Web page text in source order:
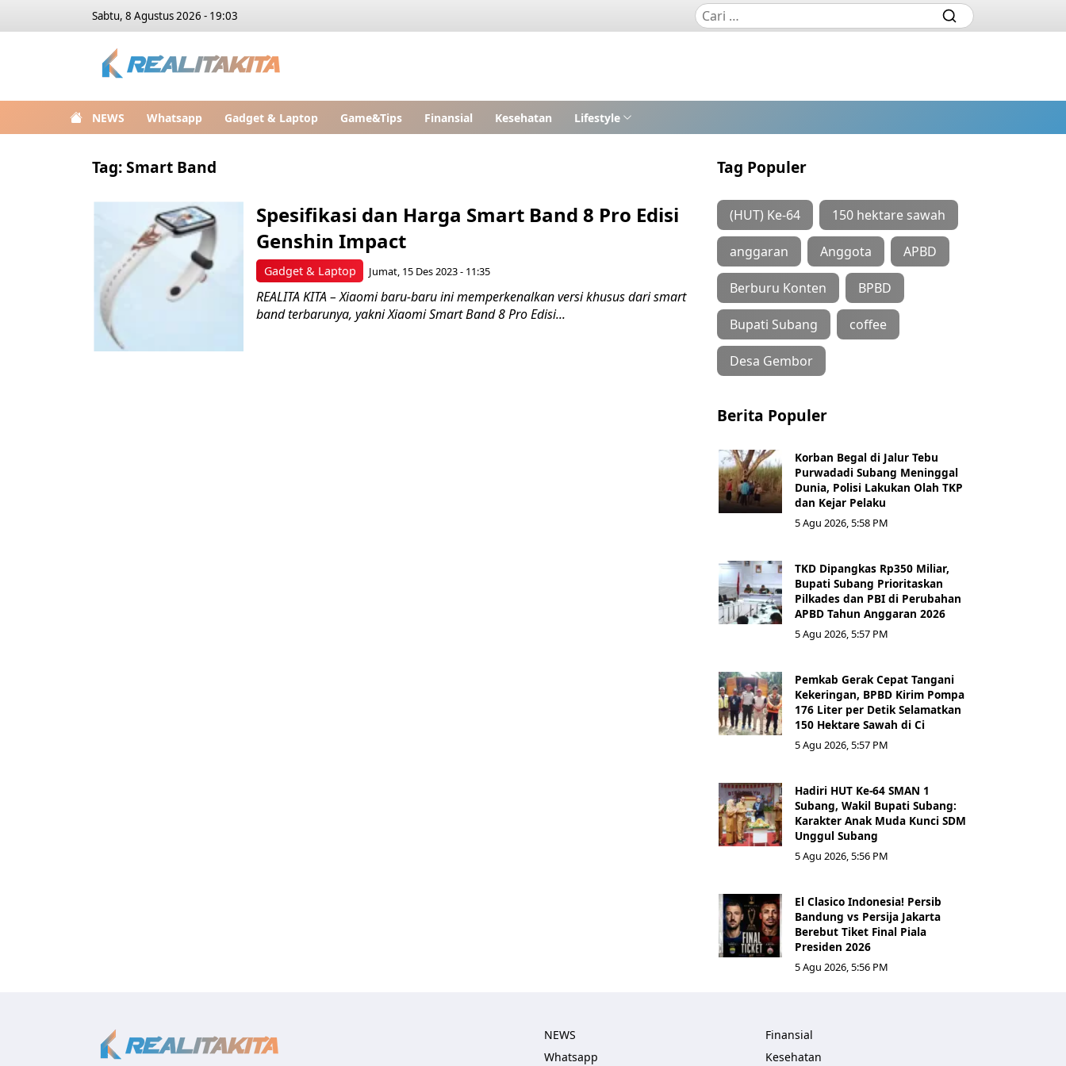
Sabtu, 8 Agustus 2026 - 19:03
NEWS Whatsapp Gadget & Laptop Game&Tips Finansial Kesehatan Lifestyle
Tag:Smart Band
Gadget & Laptop
Spesifikasi dan Harga Smart Band 8 Pro Edisi
Genshin Impact
Jumat, 15 Des 2023 - 11:35
REALITA KITA – Xiaomi baru-baru ini memperkenalkan versi khusus dari smart
band terbarunya, yakni Xiaomi Smart Band 8 Pro Edisi...
Tag Populer
(HUT) Ke-64 150 hektare sawah
anggaran Anggota APBD
Berburu Konten BPBD
Bupati Subang coffee
Desa Gembor
Berita Populer
Korban Begal di Jalur Tebu
Purwadadi Subang Meninggal
Dunia, Polisi Lakukan Olah TKP
dan Kejar Pelaku
5 Agu 2026, 5:58 PM
TKD Dipangkas Rp350 Miliar,
Bupati Subang Prioritaskan
Pilkades dan PBI di Perubahan
APBD Tahun Anggaran 2026
5 Agu 2026, 5:57 PM
Pemkab Gerak Cepat Tangani
Kekeringan, BPBD Kirim Pompa
176 Liter per Detik Selamatkan
150 Hektare Sawah di Ci
5 Agu 2026, 5:57 PM
Hadiri HUT Ke-64 SMAN 1
Subang, Wakil Bupati Subang:
Karakter Anak Muda Kunci SDM
Unggul Subang
5 Agu 2026, 5:56 PM
El Clasico Indonesia! Persib
Bandung vs Persija Jakarta
Berebut Tiket Final Piala
Presiden 2026
5 Agu 2026, 5:56 PM
NEWS
Whatsapp
Finansial
Kesehatan